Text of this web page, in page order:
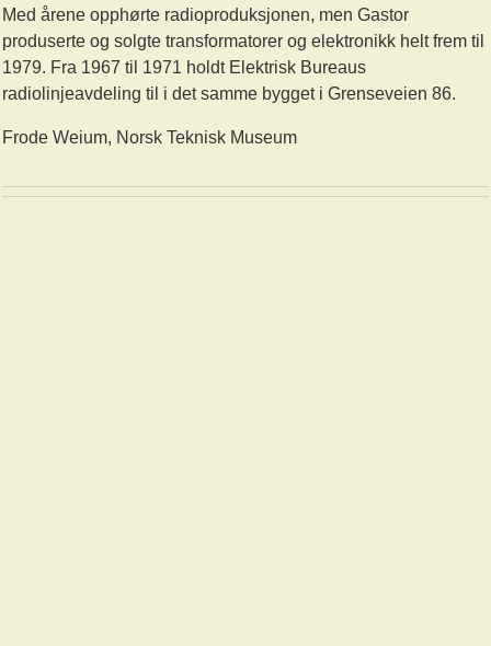
Med årene opphørte radioproduksjonen, men Gastor
produserte og solgte transformatorer og elektronikk helt frem til
1979. Fra 1967 til 1971 holdt Elektrisk Bureaus
radiolinjeavdeling til i det samme bygget i Grenseveien 86.
Frode Weium, Norsk Teknisk Museum